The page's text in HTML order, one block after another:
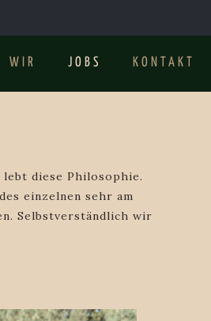
WIR JOBS KONTAKT
diese Philosophie.
einzelnen sehr am
Selbstverständlich wir